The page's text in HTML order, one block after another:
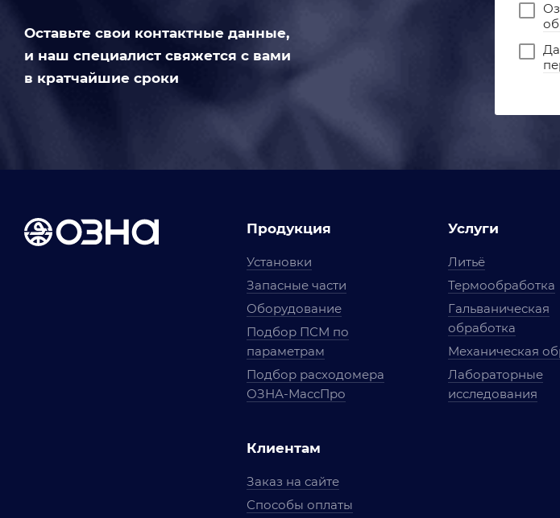
Оставьте свои контактные данные,
и наш специалист свяжется с вами
в кратчайшие сроки
Продукция
Установки
Запасные части
Оборудование
Подбор ПСМ по
параметрам
Подбор расходомера
ОЗНА-МассПро
Клиентам
Заказ на сайте
Способы оплаты
Услуги
Литьё
Термообработка
Гальваническая
обработка
Механическая
Лабораторные
исследования